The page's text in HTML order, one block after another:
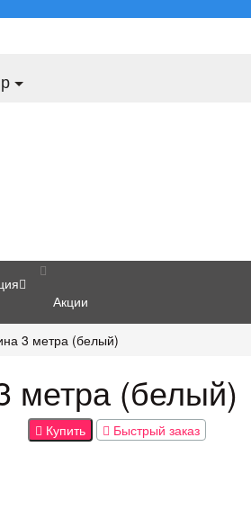
Акции
3 метра (белый)
метра (белый)
Купить Быстрый заказ